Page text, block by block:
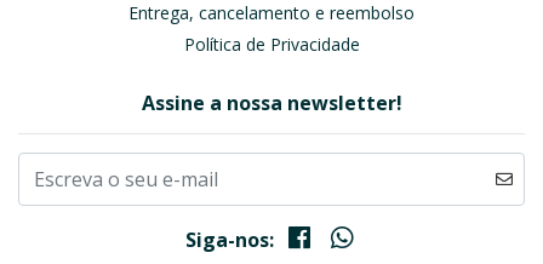
Entrega, cancelamento e reembolso
Política de Privacidade
Assine a nossa newsletter!
Siga-nos: